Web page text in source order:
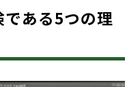
ある5つの理